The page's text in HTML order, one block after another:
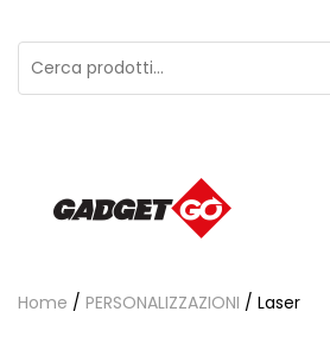
Home / PERSONALIZZAZIONI / Laser